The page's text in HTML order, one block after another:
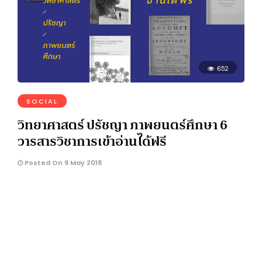
652
SOCIAL
วิทยาศาสตร์ ปรัชญา ภาพยนตร์ศึกษา 6
วารสารวิชาการเข้าอ่านได้ฟรี
Posted On 9 May 2018